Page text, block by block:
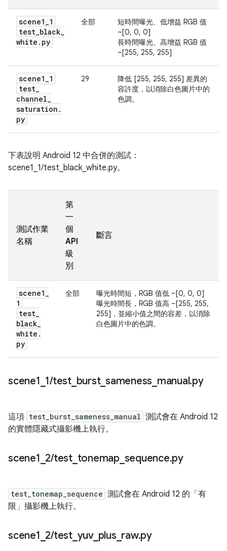
scene1_1
test_black_
white . py
全部
短時間曝光、低增益 RGB 值
~[0, 0, 0]
長時間曝光、高增益 RGB 值
~[255, 255, 255]
scene1_1
test_
channel_
saturation .
py
29
降低 [255, 255, 255] 差異的
容許度，以消除白色圖片中的
色調。
下表說明 Android 12 中合併的測試：
scene1_1/test_black_white.py。
測試作業
名稱
第
一
個
API
級
別
斷言
scene1_
1
test_
black_
white .
py
全部
曝光時間短，RGB 值低 ~[0, 0, 0]
曝光時間長，RGB 值高 ~[255, 255,
255]，並縮小值之間的容差，以消除
白色圖片中的色調。
scene1 1/test_ burst_ sameness manual.py
這項 test_burst_sameness_manual 測試會在 Android 12
的實體隱藏式攝影機上執行。
scene1 2/test_ tonemap_ sequence.py
test_tonemap_sequence 測試會在 Android 12 的「有
限」攝影機上執行。
scene1 2/test_ yuv_ plus raw.py